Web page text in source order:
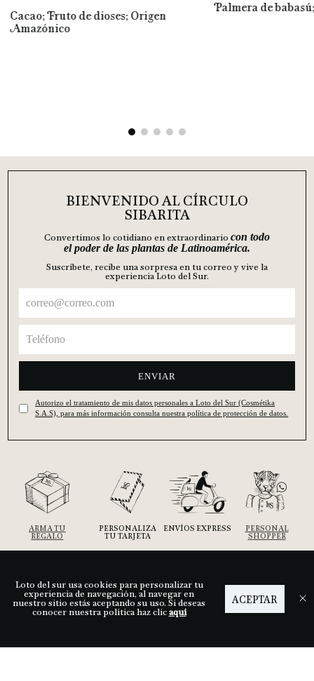
Cacao; Fruto de dioses; Origen
Amazónico
Palmera de
BIENVENIDO AL CÍRCULO
SIBARITA
Convertimos lo cotidiano en extraordinario con todo
el poder de las plantas de Latinoamérica.
Suscríbete, recibe una sorpresa en tu correo y vive la
experiencia Loto del Sur.
ENVIAR
Autorizo el tratamiento de mis datos personales a Loto del Sur (Cosmétika
S.A.S), para más información consulta nuestra política de protección de datos.
ARMA TU
REGALO
PERSONALIZA
TU TARJETA
ENVÍOS EXPRESS
PERSONAL
SHOPPER
Ayuda
Descubre LDS
ACEPTAR
Loto del sur usa cookies para personalizar tu
experiencia de navegación, al navegar en
nuestro sitio estás aceptando su uso. Si deseas
conocer nuestra política haz clicaquí